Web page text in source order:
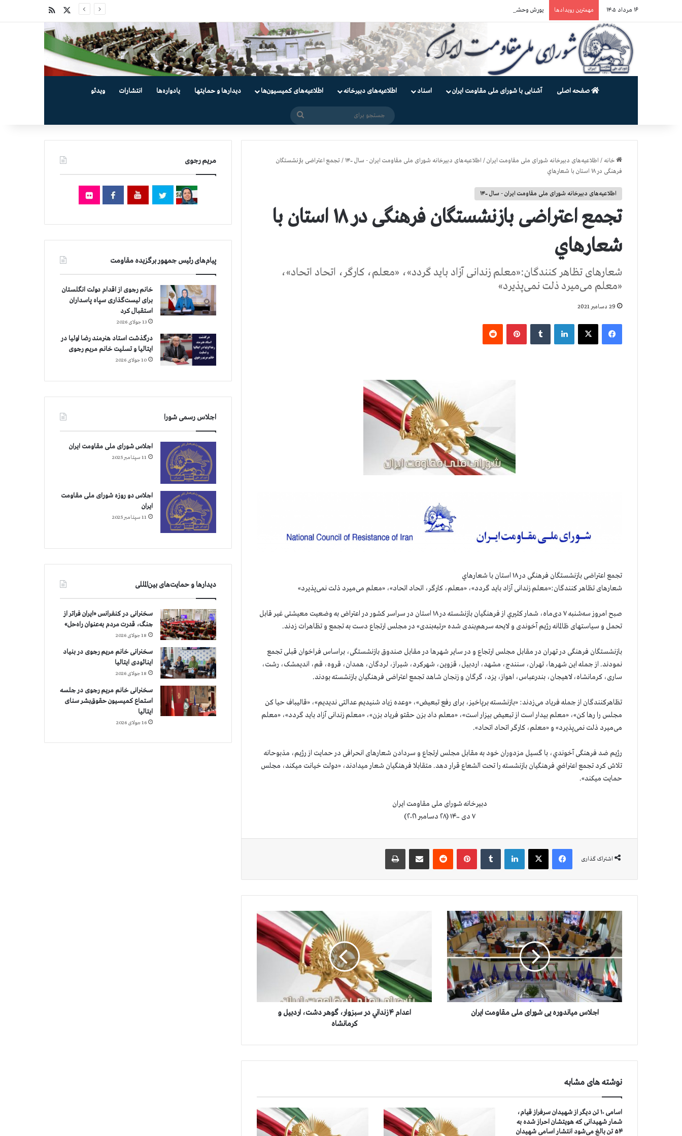
۱۶ مرداد ۱۴۰۵ مهمترین رویدادها یورش وحشیانه دژخیمان رژیم آخوندی به بند ۷ زندان اوین و ضرب‌وجرح زندانیان سیاسی
صفحه اصلی آشنایی با شورای ملی مقاومت ایران اسناد اطلاعیه‌های دبیرخانه اطلاعیه‌های کمیسیون‌‌ها دیدارها و حمایتها یادواره‌ها انتشارات ویدئو
خانه / اطلاعیه‌های دبیرخانه شورای ملی مقاومت ایران/ اطلاعیه‌های دبیرخانه شورای ملی مقاومت ایران - سال ۱۴۰۰ /تجمع اعتراضی بازنشستگان
فرهنگی در ۱۸ استان با شعارهاي
اطلاعیه‌های دبیرخانه شورای ملی مقاومت ایران - سال ۱۴۰۰
تجمع اعتراضی بازنشستگان فرهنگی در ۱۸ استان با
شعارهاي
شعارهای تظاهر کنندگان:«معلم زندانی آزاد باید گردد»، «معلم، کارگر، اتحاد اتحاد»،
«معلم می‌میرد ذلت نمی‌پذیرد»
29 دسامبر 2021
فیس بوک X ‫پین‌ترست
تجمع اعتراضی بازنشستگان فرهنگی در ۱۸ استان با شعارهاي
شعارهای تظاهر کنندگان:«معلم زندانی آزاد باید گردد»، «معلم، کارگر، اتحاد اتحاد»، «معلم می‌میرد ذلت نمی‌پذیرد»
صبح امروز سه‌شنبه ۷ دی‌ماه، شمار كثيري از فرهنگیان بازنشسته در ۱۸ استان در سراسر كشور در اعتراض به وضعیت معیشتی غیر قابل
تحمل و سیاستهای ظالمانه رژیم آخوندی و لایحه سرهم‌بندی شده «رتبه‌بندی» در مجلس ارتجاع دست به تجمع و تظاهرات زدند.
بازنشستگان فرهنگی در تهران در مقابل مجلس ارتجاع و در سایر شهرها در مقابل صندوق بازنشستگی، براساس فراخوان قبلی تجمع
نمودند. از جمله این شهرها، تهران، سنندج، مشهد، اردبیل، قزوین، شهرکرد، شیراز، لردگان، همدان، قروه، قم، اندیمشک، رشت،
ساری، کرمانشاه، لاهیجان، بندرعباس، اهواز، یزد، گرگان و زنجان شاهد تجمع اعتراضی فرهنگیان بازنشسته بودند.
تظاهركنندگان از جمله فریاد می‌زدند: «بازنشسته برپاخیز، برای رفع تبعیض»، «وعده زیاد شنیدیم عدالتی ندیدیم»، «قالیباف حیا کن
مجلس را رها کن»، «معلم بیدار است از تبعیض بیزار است»، «معلم داد بزن حقتو فریاد بزن»، «معلم زندانی آزاد باید گردد»، «معلم
می‌میرد ذلت نمی‌پذیرد» و «معلم، کارگر اتحاد اتحاد».
رژیم ضد فرهنگی آخوندي، با گسیل مزدوران خود به مقابل مجلس ارتجاع و سردادن شعارهای انحرافی در حمایت از رژیم، مذبوحانه
تلاش کرد تجمع اعتراضي فرهنگیان بازنشسته را تحت الشعاع قرار دهد. متقابلا فرهنگیان شعار میدادند، «دولت خیانت میکند، مجلس
حمایت میکند».
دبیرخانه شورای ملی مقاومت ایران
۷ دی ۱۴۰۰ (۲۸ دسامبر ۲۰۲۱)
اشتراک گذاری
فیس بوک X ‫پین‌ترست ‫رددیت
ا
ج
ل
ا
س
ی
ا
ن
ه
و
ر
ا
ی
م
اجلاس میاندوره یی شورای ملی مقاومت ایران
ن
د
د
و
ر
،
اعدام ۴ زنداني در سبزوار، گوهر دشت، اردبیل و
کرمانشاه
نوشته های مشابه
اسامی ۱۰ تن دیگر از شهیدان سرفراز قیام،
شمار شهیدانی که هویتشان احراز شده به
۵۴ تن بالغ می‌شود انتشار اسامی شهیدان
مریم رجوی
پیام‌های رئیس جمهور برگزیده مقاومت
خانم رجوی از اقدام دولت انگلستان
برای لیست‌گذاری سپاه پاسداران
استقبال کرد
13 جولای 2026
درگذشت استاد هنرمند رضا اولیا در
ایتالیا و تسلیت خانم مریم رجوی
10 جولای 2026
اجلاس رسمی شورا
اجلاس شورای ملی مقاومت ایران
11 سپتامبر 2025
اجلاس دو روزه شورای ملی مقاومت
ایران
11 سپتامبر 2025
دیدارها و حمایت‌های بین‌المللی
سخنرانی در کنفرانس «ایران فراتر از
جنگ، قدرت مردم به‌عنوان راه‌حل»
18 جولای 2026
سخنرانی خانم مریم رجوی در بنیاد
اینائودی ایتالیا
18 جولای 2026
سخنرانی خانم مریم رجوی در جلسه
استماع کمیسیون حقوق‌بشر سنای
ایتالیا
16 جولای 2026